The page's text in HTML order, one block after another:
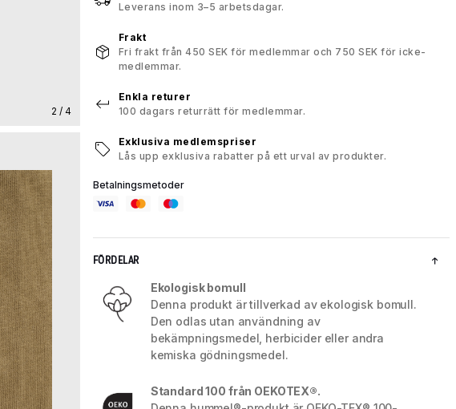
2 / 4
Leverans inom 3–5 arbetsdagar.
Frakt
Fri frakt från 450 SEK för medlemmar och 750 SEK för icke-
medlemmar.
Enkla returer
100 dagars returrätt för medlemmar.
Exklusiva medlemspriser
Lås upp exklusiva rabatter på ett urval av produkter.
Betalningsmetoder
FÖRDELAR
Ekologisk bomull
Denna produkt är tillverkad av ekologisk bomull.
Den odlas utan användning av
bekämpningsmedel, herbicider eller andra
kemiska gödningsmedel.
Standard 100 från OEKOTEX®.